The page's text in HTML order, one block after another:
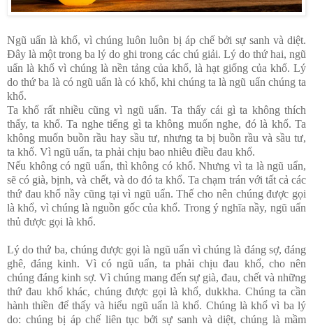
Ngũ uẩn là khổ, vì chúng luôn luôn bị áp chế bởi sự sanh và diệt.
Đây là một trong ba lý do ghi trong các chú giải. Lý do thứ hai, ngũ
uẩn là khổ vì chúng là nền tảng của khổ, là hạt giống của khổ. Lý
do thứ ba là có ngũ uẩn là có khổ, khi chúng ta là ngũ uẩn chúng ta
khổ.
Ta khổ rất nhiều cũng vì ngũ uẩn. Ta thấy cái gì ta không thích
thấy, ta khổ. Ta nghe tiếng gì ta không muốn nghe, đó là khổ. Ta
không muốn buồn rầu hay sầu tư, nhưng ta bị buồn rầu và sầu tư,
ta khổ. Vì ngũ uẩn, ta phải chịu bao nhiêu điều đau khổ.
Nếu không có ngũ uẩn, thì không có khổ. Nhưng vì ta là ngũ uẩn,
sẽ có già, bịnh, và chết, và do đó ta khổ. Ta chạm trán với tất cả các
thứ đau khổ nầy cũng tại vì ngũ uẩn. Thế cho nên chúng được gọi
là khổ, vì chúng là nguồn gốc của khổ. Trong ý nghĩa nầy, ngũ uẩn
thủ được gọi là khổ.
Lý do thứ ba, chúng được gọi là ngũ uẩn vì chúng là đáng sợ, đáng
ghê, đáng kinh. Vì có ngũ uẩn, ta phải chịu đau khổ, cho nên
chúng đáng kinh sợ. Vì chúng mang đến sự già, đau, chết và những
thứ đau khổ khác, chúng được gọi là khổ, dukkha. Chúng ta cần
hành thiền để thấy và hiểu ngũ uẩn là khổ. Chúng là khổ vì ba lý
do: chúng bị áp chế liên tục bởi sự sanh và diệt, chúng là mầm